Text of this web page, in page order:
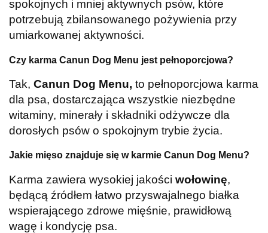
spokojnych i mniej aktywnych psów, które
potrzebują zbilansowanego pożywienia przy
umiarkowanej aktywności.
Czy karma Canun Dog Menu jest pełnoporcjowa?
Tak, Canun Dog Menu, to pełnoporcjowa karma
dla psa, dostarczająca wszystkie niezbędne
witaminy, minerały i składniki odżywcze dla
dorosłych psów o spokojnym trybie życia.
Jakie mięso znajduje się w karmie Canun Dog Menu?
Karma zawiera wysokiej jakości wołowinę,
będącą źródłem łatwo przyswajalnego białka
wspierającego zdrowe mięśnie, prawidłową
wagę i kondycję psa.